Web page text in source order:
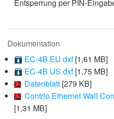
Entsperrung per PIN-
Dokumentation
EC-4B EU dxf[1,61 MB]
EC-4B US dxf[1,75 MB]
Datenblatt [279 KB]
Contrio Ethernet Wall
[1,31 MB]